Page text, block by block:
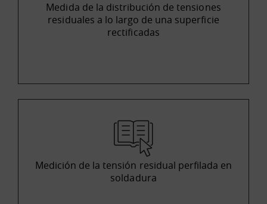
Medida de la distribución de tensiones
residuales a lo largo de una superficie
rectificadas
Medición de la tensión residual perfilada en
soldadura